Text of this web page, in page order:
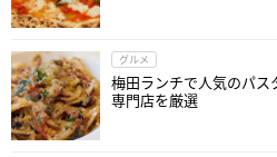
グルメ
梅田ランチで人気のパス
専門店を厳選